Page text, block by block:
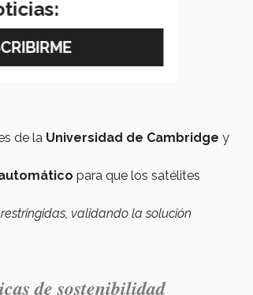
un artículo
de la Universidad de Cambridge y
para que los satélites
validando la solución
de sostenibilidad